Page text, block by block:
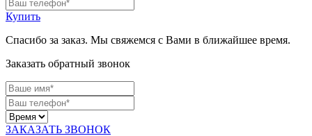
Купить
Спасибо за заказ. Мы свяжемся с Вами в ближайшее время.
Заказать обратный звонок
ЗАКАЗАТЬ ЗВОНОК